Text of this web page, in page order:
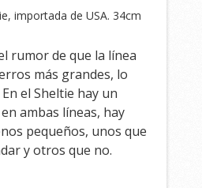
importada de USA. 34cm
rumor de que la línea
más grandes, lo
el Sheltie hay un
ambas líneas, hay
pequeños, unos que
y otros que no.